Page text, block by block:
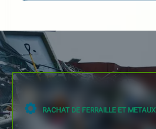
RACHAT DE FERRAILLE ET METAUX